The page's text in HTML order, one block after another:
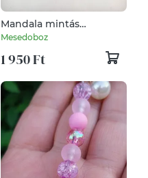
Mandala mintás
táskaakasztó
Mesedoboz
1 950 Ft